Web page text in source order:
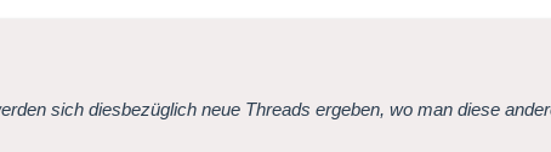
sich diesbezüglich neue Threads ergeben, wo man diese